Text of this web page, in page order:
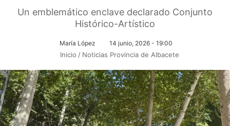
Un emblemático enclave declarado Conjunto
Histórico-Artístico
María López 14 junio, 2026 - 19:00
Inicio / Noticias Provincia de Albacete